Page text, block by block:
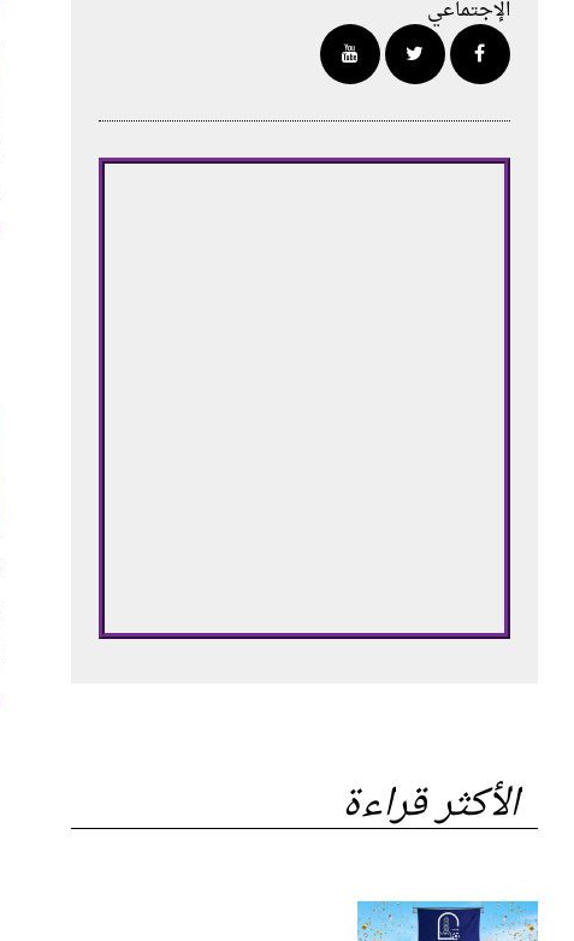
الإجتماعي
الأكثر قراءة